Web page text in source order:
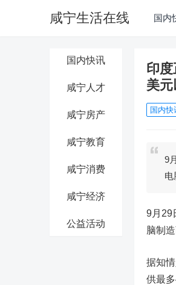
咸宁生活在线 国内
国内快讯
咸宁人才
咸宁房产
咸宁教育
咸宁消费
咸宁经济
公益活动
印
美
国内快
9
9月29
脑制
据知
供最